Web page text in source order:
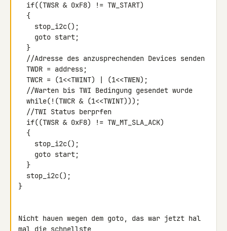
}
Nicht hauen wegen dem goto, das war jetzt hal
mal die schnellste